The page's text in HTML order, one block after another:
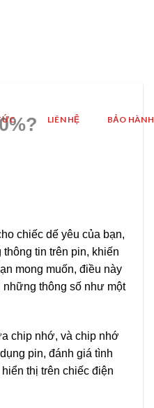
LIÊN HỆ BẢO HÀNH
chiếc dế yêu của bạn,
tin trên pin, khiến
mong muốn, điều này
những thông số như một
chip nhớ, và chip nhớ
pin, đánh giá tình
thị trên chiếc điện